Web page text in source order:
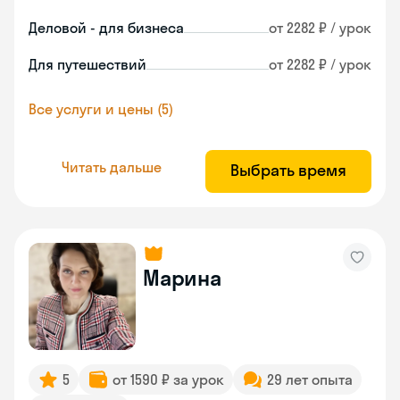
Деловой - для бизнеса от 2282 ₽ / урок
Для путешествий от 2282 ₽ / урок
Все услуги и цены (5)
Читать дальше Выбрать время
Марина
5 от 1590 ₽ за урок 29 лет опыта